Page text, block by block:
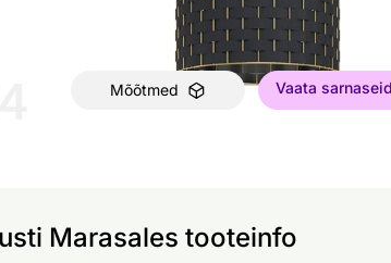
Mõõtmed Vaata sarnaseid
Marasales tooteinfo